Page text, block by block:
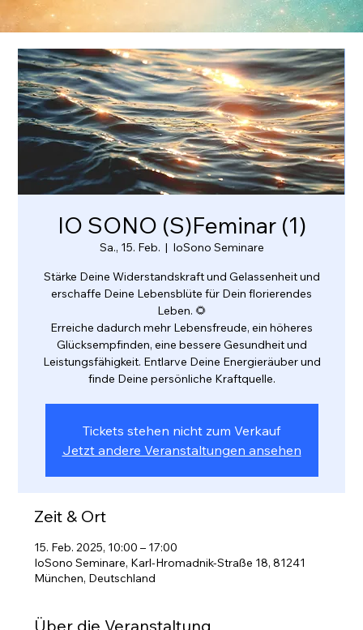
IO SONO (S)Feminar (1)
Sa., 15. Feb.
  |
IoSono Seminare
Stärke Deine Widerstandskraft und Gelassenheit und
erschaffe Deine Lebensblüte für Dein florierendes
Leben. 🌻
Erreiche dadurch mehr Lebensfreude, ein höheres
Glücksempfinden, eine bessere Gesundheit und
Leistungsfähigkeit. Entlarve Deine Energieräuber und
finde Deine persönliche Kraftquelle.
Tickets stehen nicht zum Verkauf
Jetzt andere Veranstaltungen ansehen
Zeit & Ort
15. Feb. 2025, 10:00 – 17:00
IoSono Seminare, Karl-Hromadnik-Straße 18, 81241
München, Deutschland
Über die Veranstaltung